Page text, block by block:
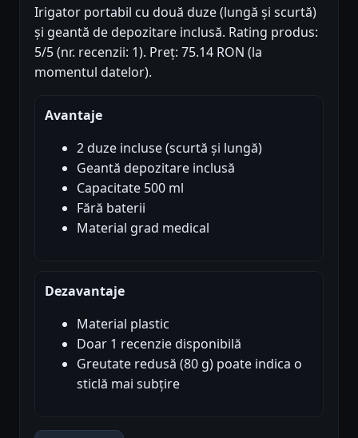
Irigator portabil cu două duze (lungă și scurtă)
și geantă de depozitare inclusă. Rating produs:
5/5 (nr. recenzii: 1). Preț: 75.14 RON (la
momentul datelor).
Avantaje
2 duze incluse (scurtă și lungă)
Geantă depozitare inclusă
Capacitate 500 ml
Fără baterii
Material grad medical
Dezavantaje
Material plastic
Doar 1 recenzie disponibilă
Greutate redusă (80 g) poate indica o
sticlă mai subțire